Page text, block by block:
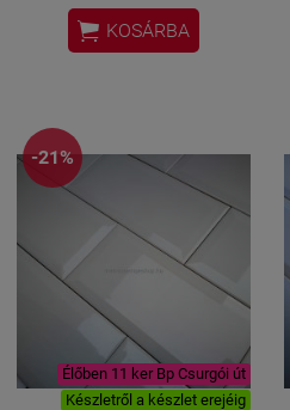
Méret: 10x20 cm / csempe
Gérvágással fordítjuk a sarkokat.
Fürdőszobai csempe, konyhai
 KOSÁRBA
-21%
Élőben 11 ker Bp Csurgói út
Készletről a készlet erejéig